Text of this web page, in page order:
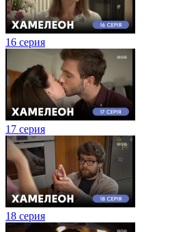
16 серия
17 серия
18 серия